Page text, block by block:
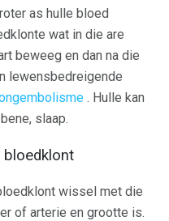
as hulle bloed
wat in die are
beweeg en dan na die
lewensbedreigende
. Hulle kan
slaap.
bloedklont
wissel met die
of arterie en grootte is.